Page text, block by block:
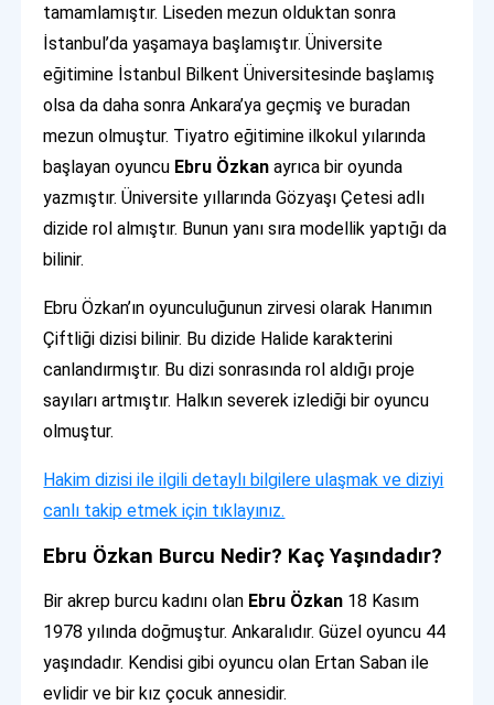
tamamlamıştır. Liseden mezun olduktan sonra
İstanbul’da yaşamaya başlamıştır. Üniversite
eğitimine İstanbul Bilkent Üniversitesinde başlamış
olsa da daha sonra Ankara’ya geçmiş ve buradan
mezun olmuştur. Tiyatro eğitimine ilkokul yılarında
başlayan oyuncu Ebru Özkan ayrıca bir oyunda
yazmıştır. Üniversite yıllarında Gözyaşı Çetesi adlı
dizide rol almıştır. Bunun yanı sıra modellik yaptığı da
bilinir.
Ebru Özkan’ın oyunculuğunun zirvesi olarak Hanımın
Çiftliği dizisi bilinir. Bu dizide Halide karakterini
canlandırmıştır. Bu dizi sonrasında rol aldığı proje
sayıları artmıştır. Halkın severek izlediği bir oyuncu
olmuştur.
Hakim dizisi ile ilgili detaylı bilgilere ulaşmak ve diziyi
canlı takip etmek için tıklayınız.
Ebru Özkan Burcu Nedir? Kaç Yaşındadır?
Bir akrep burcu kadını olan Ebru Özkan 18 Kasım
1978 yılında doğmuştur. Ankaralıdır. Güzel oyuncu 44
yaşındadır. Kendisi gibi oyuncu olan Ertan Saban ile
evlidir ve bir kız çocuk annesidir.